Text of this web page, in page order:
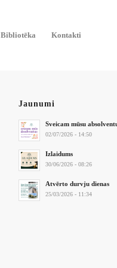
Bibliotēka Kontakti
Jaunumi
Sveicam mūsu
02/07/2026 - 14:50
Izlaidums
30/06/2026 - 08:26
Atvērto durvju dienas
25/03/2026 - 11:34